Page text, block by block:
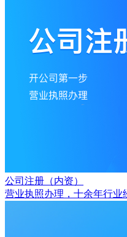
公司注册（内资）
营业执照办理，十余年行业